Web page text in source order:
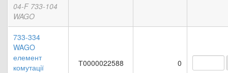
04-F 733-104
WAGO
733-334
WAGO
елемент
комутації
Т0000022588 0